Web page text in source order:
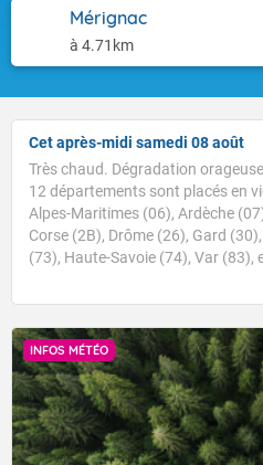
Mérignac
à 4.71km
Cet après-midi samedi 08 août
Très chaud. Dégradation
12 départements sont placés en
Alpes-Maritimes (06), Ardèche
Corse (2B), Drôme (26), Gard
(73), Haute-Savoie (74), Var (83),
INFOS MÉTÉO